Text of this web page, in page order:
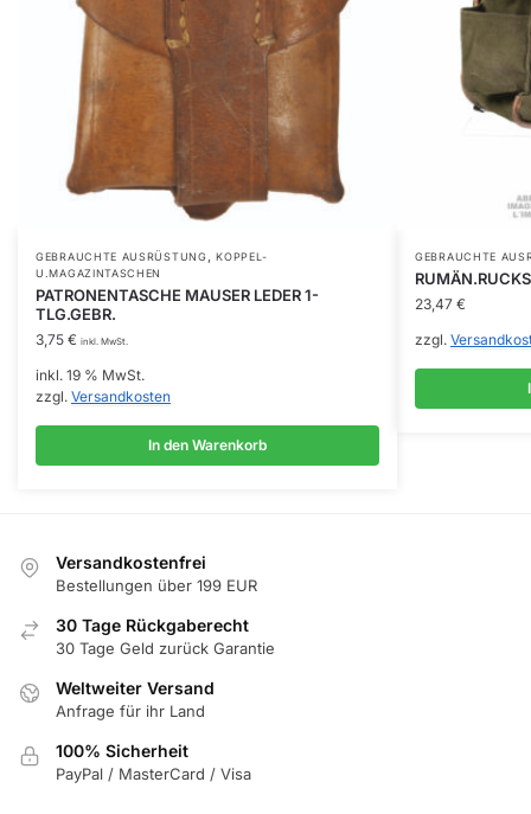
GEBRAUCHTE AUSRÜSTUNG,KOPPEL-
U.MAGAZINTASCHEN
PATRONENTASCHE MAUSER LEDER 1-
TLG.GEBR.
3,75 € inkl. MwSt.
inkl. 19 % MwSt.
zzgl. Versandkosten
In den Warenkorb
GEBRAUCHTE
23,47 €
zzgl.
Versandkostenfrei
Bestellungen über 199 EUR
30 Tage Rückgaberecht
30 Tage Geld zurück Garantie
Weltweiter Versand
Anfrage für ihr Land
100% Sicherheit
PayPal / MasterCard / Visa